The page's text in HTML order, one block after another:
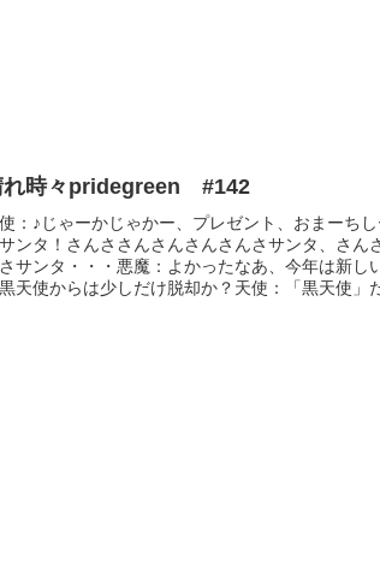
れ時々pridegreen #142
：♪じゃーかじゃかー、プレゼント、おまーち
ンタ！さんささんさんさんさんさサンタ、さん
サンタ・・・悪魔：よかったなあ、今年は新し
天使からは少しだけ脱却か？天使：「黒天使」